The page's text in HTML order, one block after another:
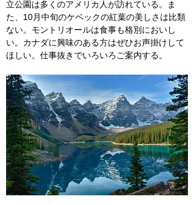
立公園は多くのアメリカ人が訪れている。ま
た、10月中旬のケベックの紅葉の美しさは比類
ない。モントリオールは食事も格別においし
い。カナダに興味のある方はぜひお声掛けして
ほしい。仕事抜きでいろいろご案内する。